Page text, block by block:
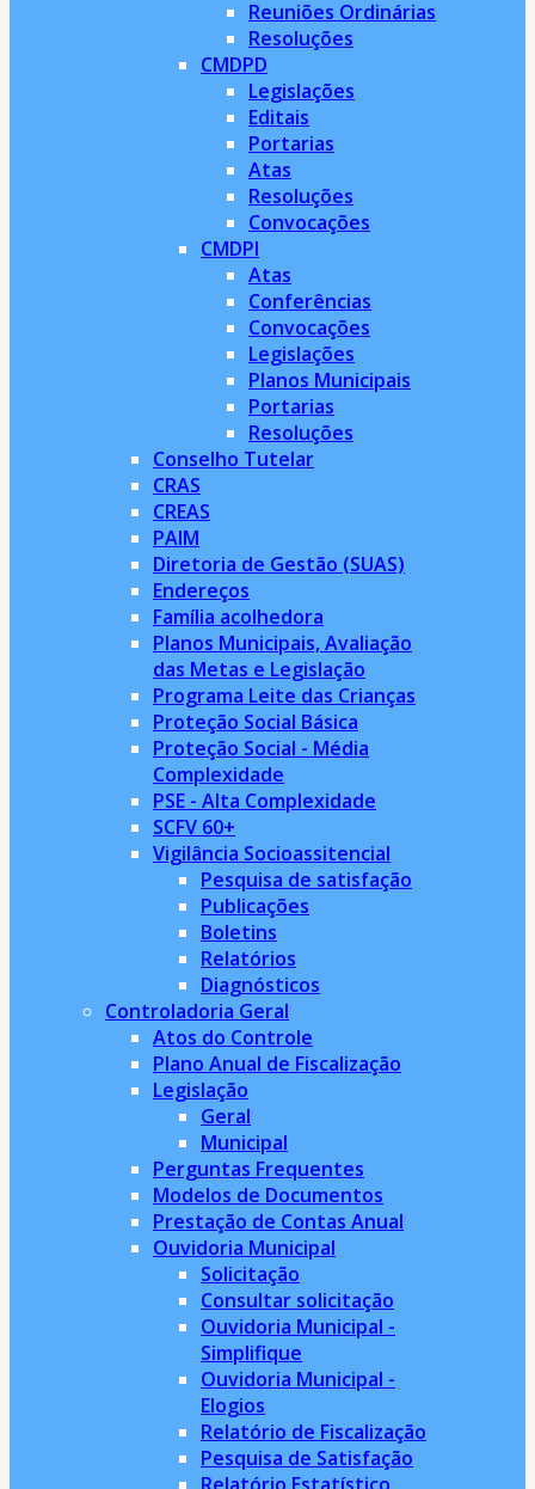
Reuniões Ordinárias
Resoluções
CMDPD
Legislações
Editais
Portarias
Atas
Resoluções
Convocações
CMDPI
Atas
Conferências
Convocações
Legislações
Planos Municipais
Portarias
Resoluções
Conselho Tutelar
CRAS
CREAS
PAIM
Diretoria de Gestão (SUAS)
Endereços
Família acolhedora
Planos Municipais, Avaliação
das Metas e Legislação
Programa Leite das Crianças
Proteção Social Básica
Proteção Social - Média
Complexidade
PSE - Alta Complexidade
SCFV 60+
Vigilância Socioassitencial
Pesquisa de satisfação
Publicações
Boletins
Relatórios
Diagnósticos
Controladoria Geral
Atos do Controle
Plano Anual de Fiscalização
Legislação
Geral
Municipal
Perguntas Frequentes
Modelos de Documentos
Prestação de Contas Anual
Ouvidoria Municipal
Solicitação
Consultar solicitação
Ouvidoria Municipal -
Simplifique
Ouvidoria Municipal -
Elogios
Relatório de Fiscalização
Pesquisa de Satisfação